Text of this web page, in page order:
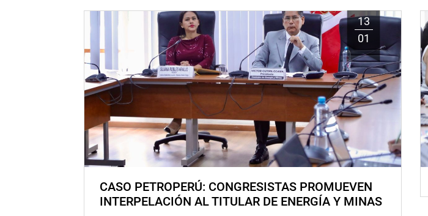
13
01
CASO PETROPERÚ: CONGRESISTAS PROMUEVEN
INTERPELACIÓN AL TITULAR DE ENERGÍA Y MINAS